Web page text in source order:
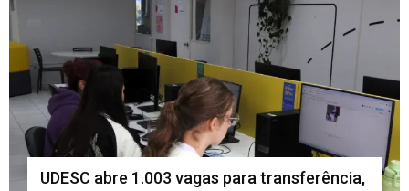
UDESC abre 1.003 vagas para transferência,